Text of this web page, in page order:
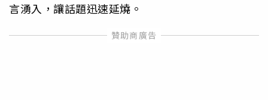
言湧入，讓話題迅速延燒。